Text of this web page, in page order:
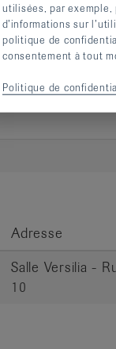
Adresse
Salle Versilia -
10
utilisées, par
d’informations sur
politique de
consentement à tout
Politique de